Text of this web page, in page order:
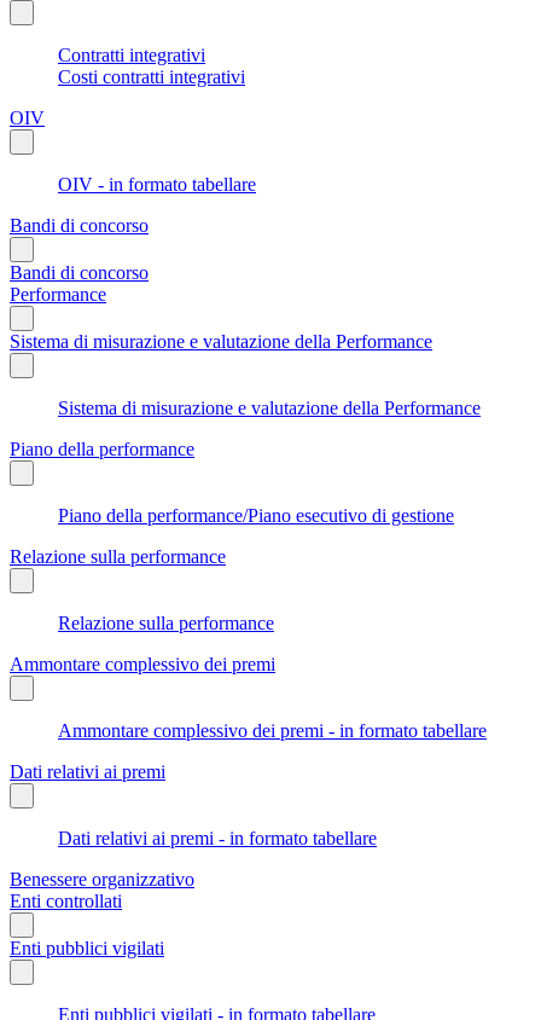
Contratti integrativi
Costi contratti integrativi
OIV
OIV - in formato tabellare
Bandi di concorso
Bandi di concorso
Performance
Sistema di misurazione e valutazione della Performance
Sistema di misurazione e valutazione della Performance
Piano della performance
Piano della performance/Piano esecutivo di gestione
Relazione sulla performance
Relazione sulla performance
Ammontare complessivo dei premi
Ammontare complessivo dei premi - in formato tabellare
Dati relativi ai premi
Dati relativi ai premi - in formato tabellare
Benessere organizzativo
Enti controllati
Enti pubblici vigilati
Enti pubblici vigilati - in formato tabellare